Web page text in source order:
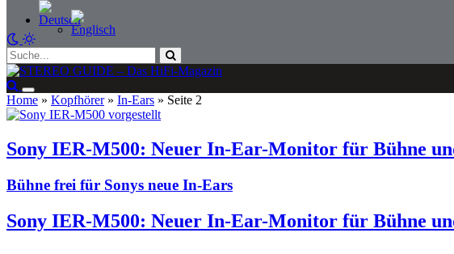
Home » Kopfhörer» In-Ears » Seite 2
Sony IER-M500: Neuer In-Ear-Monitor für Bühne
Bühne frei für Sonys neue In-Ears
Sony IER-M500: Neuer In-Ear-Monitor für Bühne